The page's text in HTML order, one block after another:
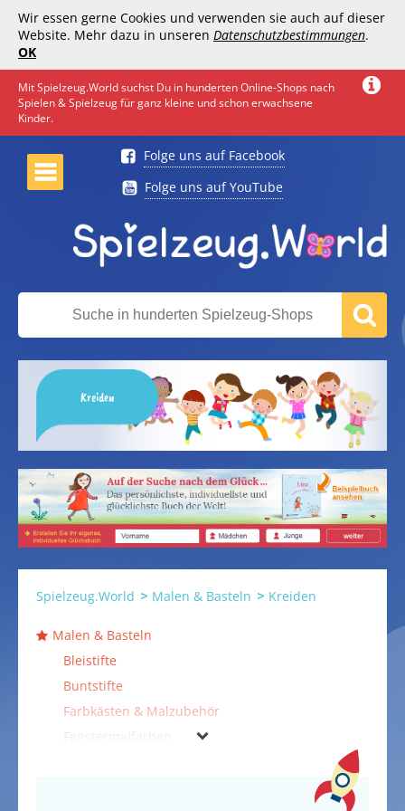
Wir essen gerne Cookies und verwenden sie auch auf dieser
Website. Mehr dazu in unseren Datenschutzbestimmungen.
OK
Mit Spielzeug.World suchst Du in hunderten Online-Shops nach
Spielen & Spielzeug für ganz kleine und schon erwachsene
Kinder.
Folge uns auf Facebook
Folge uns auf YouTube
Kreiden
Spielzeug.World Malen & Basteln Kreiden
Malen & Basteln
Bleistifte
Buntstifte
Farbkästen & Malzubehör
Fenstermalfarben